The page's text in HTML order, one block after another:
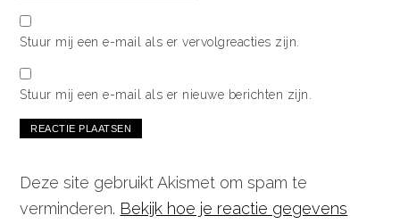
Stuur mij een e-mail als er vervolgreacties zijn.
Stuur mij een e-mail als er nieuwe berichten zijn.
Deze site gebruikt Akismet om spam te
verminderen. Bekijk hoe je reactie gegevens